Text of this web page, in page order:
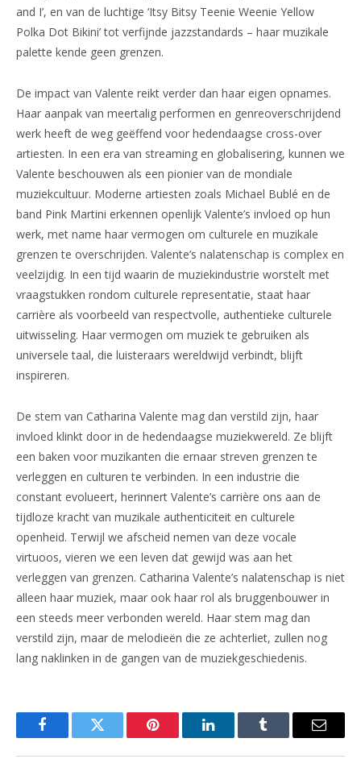
and I’, en van de luchtige ‘Itsy Bitsy Teenie Weenie Yellow
Polka Dot Bikini’ tot verfijnde jazzstandards – haar muzikale
palette kende geen grenzen.
De impact van Valente reikt verder dan haar eigen opnames.
Haar aanpak van meertalig performen en genreoverschrijdend
werk heeft de weg geëffend voor hedendaagse cross-over
artiesten. In een era van streaming en globalisering, kunnen we
Valente beschouwen als een pionier van de mondiale
muziekcultuur. Moderne artiesten zoals Michael Bublé en de
band Pink Martini erkennen openlijk Valente’s invloed op hun
werk, met name haar vermogen om culturele en muzikale
grenzen te overschrijden. Valente’s nalatenschap is complex en
veelzijdig. In een tijd waarin de muziekindustrie worstelt met
vraagstukken rondom culturele representatie, staat haar
carrière als voorbeeld van respectvolle, authentieke culturele
uitwisseling. Haar vermogen om muziek te gebruiken als
universele taal, die luisteraars wereldwijd verbindt, blijft
inspireren.
De stem van Catharina Valente mag dan verstild zijn, haar
invloed klinkt door in de hedendaagse muziekwereld. Ze blijft
een baken voor muzikanten die ernaar streven grenzen te
verleggen en culturen te verbinden. In een industrie die
constant evolueert, herinnert Valente’s carrière ons aan de
tijdloze kracht van muzikale authenticiteit en culturele
openheid. Terwijl we afscheid nemen van deze vocale
virtuoos, vieren we een leven dat gewijd was aan het
verleggen van grenzen. Catharina Valente’s nalatenschap is niet
alleen haar muziek, maar ook haar rol als bruggenbouwer in
een steeds meer verbonden wereld. Haar stem mag dan
verstild zijn, maar de melodieën die ze achterliet, zullen nog
lang naklinken in de gangen van de muziekgeschiedenis.
FacebookTwitter Pinterest LinkedInTumblr Email